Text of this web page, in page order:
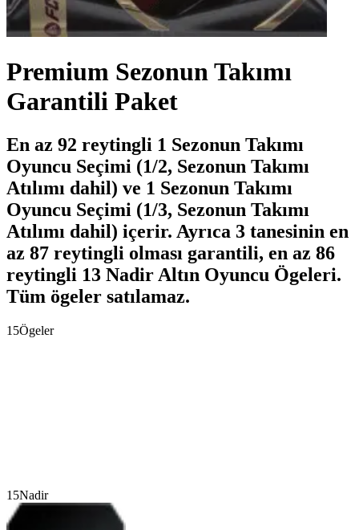
Premium Sezonun Takımı
Garantili Paket
En az 92 reytingli 1 Sezonun Takımı
Oyuncu Seçimi (1/2, Sezonun Takımı
Atılımı dahil) ve 1 Sezonun Takımı
Oyuncu Seçimi (1/3, Sezonun Takımı
Atılımı dahil) içerir. Ayrıca 3 tanesinin en
az 87 reytingli olması garantili, en az 86
reytingli 13 Nadir Altın Oyuncu Ögeleri.
Tüm ögeler satılamaz.
15Ögeler
15Nadir